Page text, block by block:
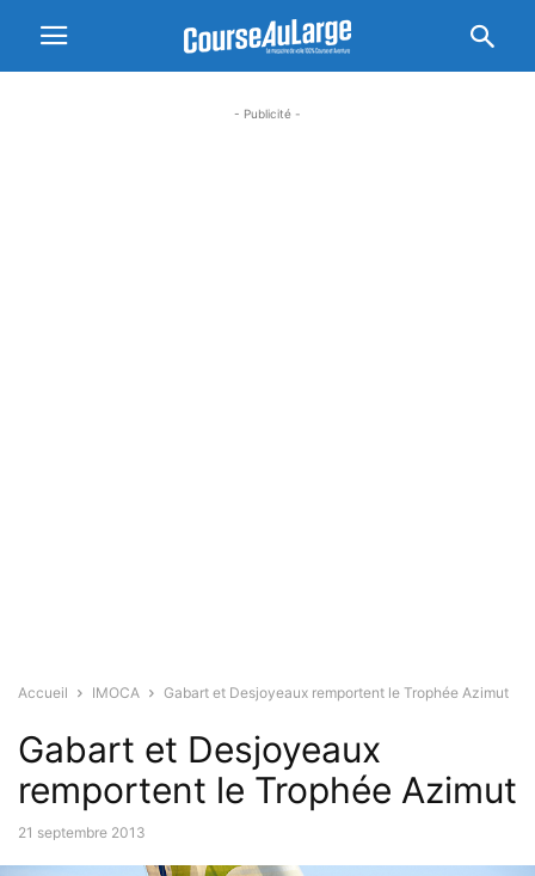
- Publicité -
Accueil IMOCA Gabart et Desjoyeaux remportent le Trophée Azimut
Gabart et Desjoyeaux
remportent le Trophée Azimut
21 septembre 2013